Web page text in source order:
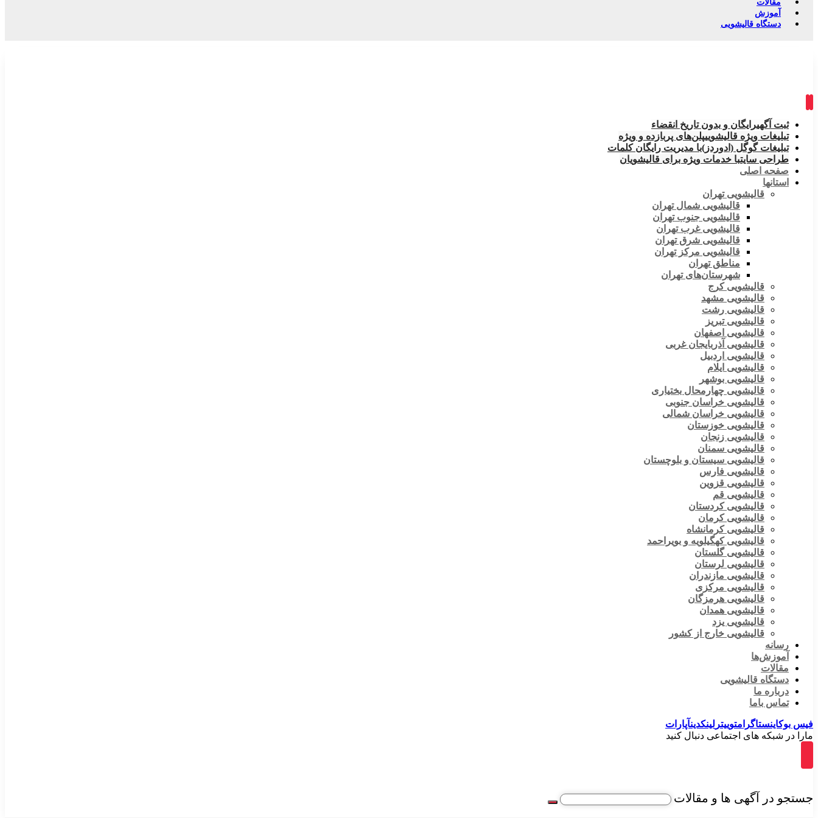
مقالات
آموزش
دستگاه قالیشویی
ثبت آگهیرایگان و بدون تاریخ انقضاء
تبلیغات ویژه قالیشوییپلن‌های پربازده و ویژه
تبلیغات گوگل (ادوردز)با مدیریت رایگان کلمات
طراحی سایتبا خدمات ویژه برای قالیشویان
صفحه اصلی
استانها
قالیشویی تهران
قالیشویی شمال تهران
قالیشویی جنوب تهران
قالیشویی غرب تهران
قالیشویی شرق تهران
قالیشویی مرکز تهران
مناطق تهران
شهرستان‌های تهران
قالیشویی کرج
قالیشویی مشهد
قالیشویی رشت
قالیشویی تبریز
قالیشویی اصفهان
قالیشویی آذربایجان غربی
قالیشویی اردبیل
قالیشویی ایلام
قالیشویی بوشهر
قالیشویی چهارمحال بختیاری
قالیشویی خراسان جنوبی
قالیشویی خراسان شمالی
قالیشویی خوزستان
قالیشویی زنجان
قالیشویی سمنان
قالیشویی سیستان و بلوچستان
قالیشویی فارس
قالیشویی قزوین
قالیشویی قم
قالیشویی کردستان
قالیشویی کرمان
قالیشویی کرمانشاه
قالیشویی کهگیلویه و بویراحمد
قالیشویی گلستان
قالیشویی لرستان
قالیشویی مازندران
قالیشویی مرکزی
قالیشویی هرمزگان
قالیشویی همدان
قالیشویی یزد
قالیشویی خارج از کشور
رسانه
آموزش‌ها
مقالات
دستگاه قالیشویی
درباره ما
تماس باما
فیس بوکاینستاگرامتوییتر لینکدینآپارات
مارا در شبکه های اجتماعی دنبال کنید
جستجو در آگهی ها و مقالات